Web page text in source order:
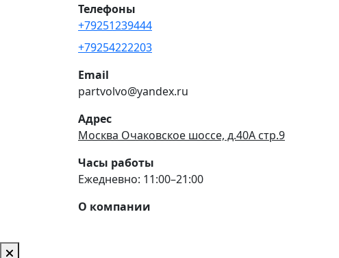
Телефоны
+79251239444
+79254222203
Email
partvolvo@yandex.ru
Адрес
Москва Очаковское шоссе, д.40А стр.9
Часы работы
Ежедневно: 11:00–21:00
О компании